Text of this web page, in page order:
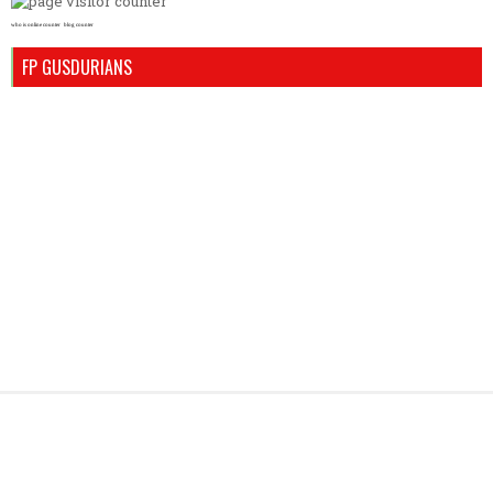
who is online counter blog counter
FP GUSDURIANS